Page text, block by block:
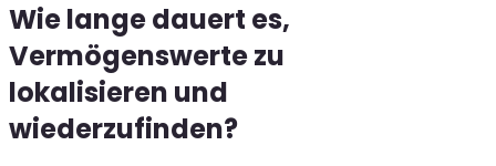
Wie lange dauert es,
Vermögenswerte zu
lokalisieren und
wiederzufinden?